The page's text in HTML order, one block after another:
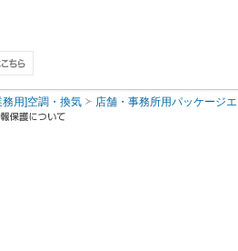
務用]空調・換気 店舗・事務所用パッケージ